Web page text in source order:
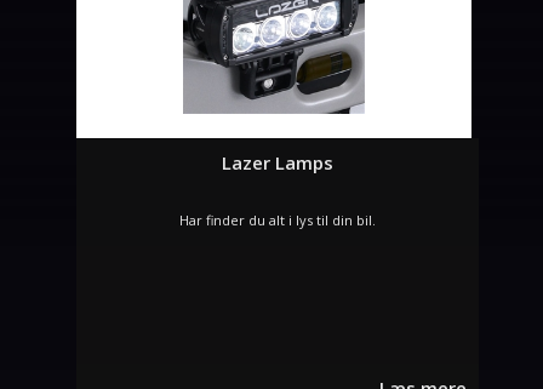
Lazer Lamps
Har finder du alt i lys til din bil.